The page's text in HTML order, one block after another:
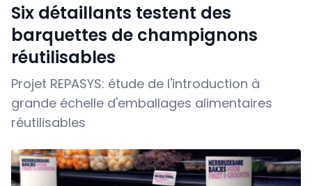
Six détaillants testent des
barquettes de champignons
réutilisables
Projet REPASYS: étude de l'introduction à
grande échelle d'emballages alimentaires
réutilisables